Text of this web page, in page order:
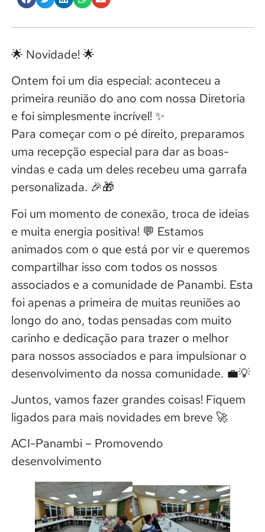
🌟 Novidade! 🌟
Ontem foi um dia especial: aconteceu a
primeira reunião do ano com nossa Diretoria
e foi simplesmente incrível! ✨
Para começar com o pé direito, preparamos
uma recepção especial para dar as boas-
vindas e cada um deles recebeu uma garrafa
personalizada. 🎉🎁
Foi um momento de conexão, troca de ideias
e muita energia positiva! 💬 Estamos
animados com o que está por vir e queremos
compartilhar isso com todos os nossos
associados e a comunidade de Panambi. Esta
foi apenas a primeira de muitas reuniões ao
longo do ano, todas pensadas com muito
carinho e dedicação para trazer o melhor
para nossos associados e para impulsionar o
desenvolvimento da nossa comunidade. 💼💡
Juntos, vamos fazer grandes coisas! Fiquem
ligados para mais novidades em breve 🚀
ACI-Panambi – Promovendo
desenvolvimento